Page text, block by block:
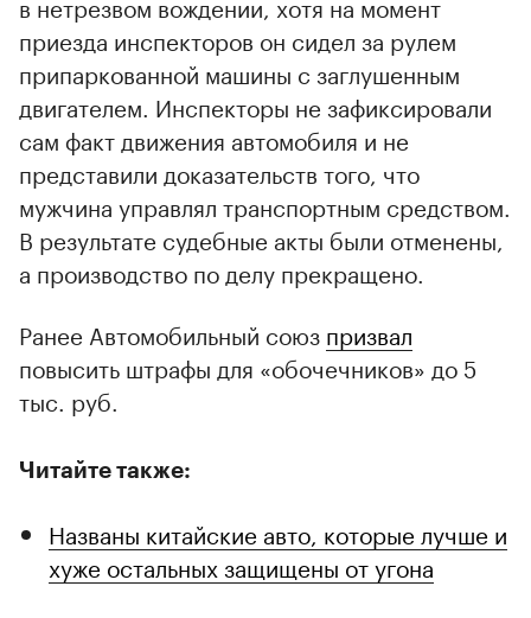
приезда инспекторов он сидел за рулем
припаркованной машины с заглушенным
двигателем. Инспекторы не зафиксировали
сам факт движения автомобиля и не
представили доказательств того, что
мужчина управлял транспортным средством.
В результате судебные акты были отменены,
а производство по делу прекращено.
Ранее Автомобильный союз призвал
повысить штрафы для «обочечников» до 5
тыс. руб.
Читайте также:
Названы китайские авто, которые лучше и
хуже остальных защищены от угона